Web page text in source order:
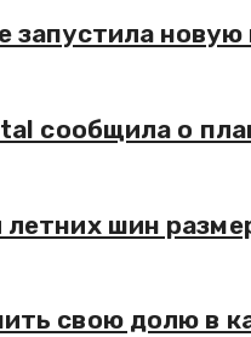
запустила
сообщила о
шин
свою долю в